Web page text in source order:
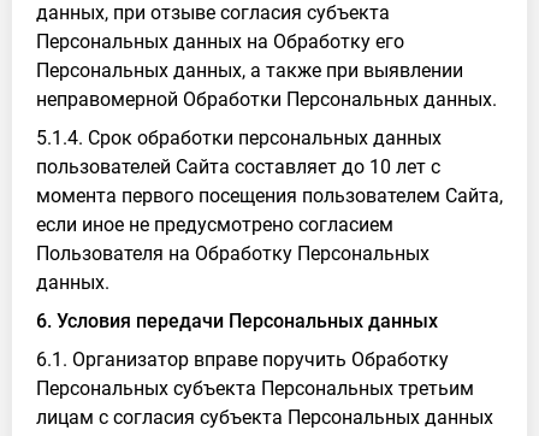
данных, при отзыве согласия субъекта
Персональных данных на Обработку его
Персональных данных, а также при выявлении
неправомерной Обработки Персональных данных.
5.1.4. Срок обработки персональных данных
пользователей Сайта составляет до 10 лет с
момента первого посещения пользователем Сайта,
если иное не предусмотрено согласием
Пользователя на Обработку Персональных
данных.
6. Условия передачи Персональных данных
6.1. Организатор вправе поручить Обработку
Персональных субъекта Персональных третьим
лицам с согласия субъекта Персональных данных